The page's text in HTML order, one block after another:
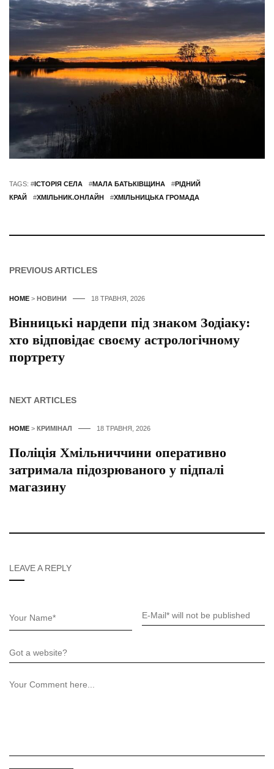
TAGS: # ІСТОРІЯ СЕЛА #МАЛА БАТЬКІВЩИНА #РІДНИЙ
КРАЙ
#ХМІЛЬНИК.ОНЛАЙН #ХМІЛЬНИЦЬКА ГРОМАДА
PREVIOUS ARTICLES
HOME > НОВИНИ 18 ТРАВНЯ, 2026
Вінницькі нардепи під знаком Зодіаку:
хто відповідає своєму астрологічному
портрету
NEXT ARTICLES
HOME > КРИМІНАЛ 18 ТРАВНЯ, 2026
Поліція Хмільниччини оперативно
затримала підозрюваного у підпалі
магазину
LEAVE A REPLY